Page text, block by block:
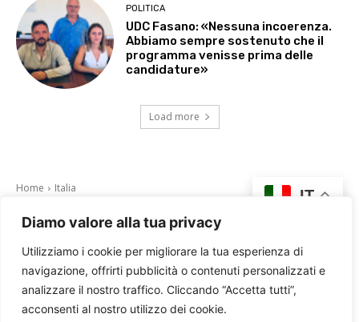
Diamo valore alla tua privacy
Utilizziamo i cookie per migliorare la tua esperienza di
navigazione, offrirti pubblicità o contenuti personalizzati e
analizzare il nostro traffico. Cliccando “Accetta tutti”,
acconsenti al nostro utilizzo dei cookie.
POLITICA
UDC Fasano: «Nessuna incoerenza.
Abbiamo sempre sostenuto che il
programma venisse prima delle
candidature»
Load more